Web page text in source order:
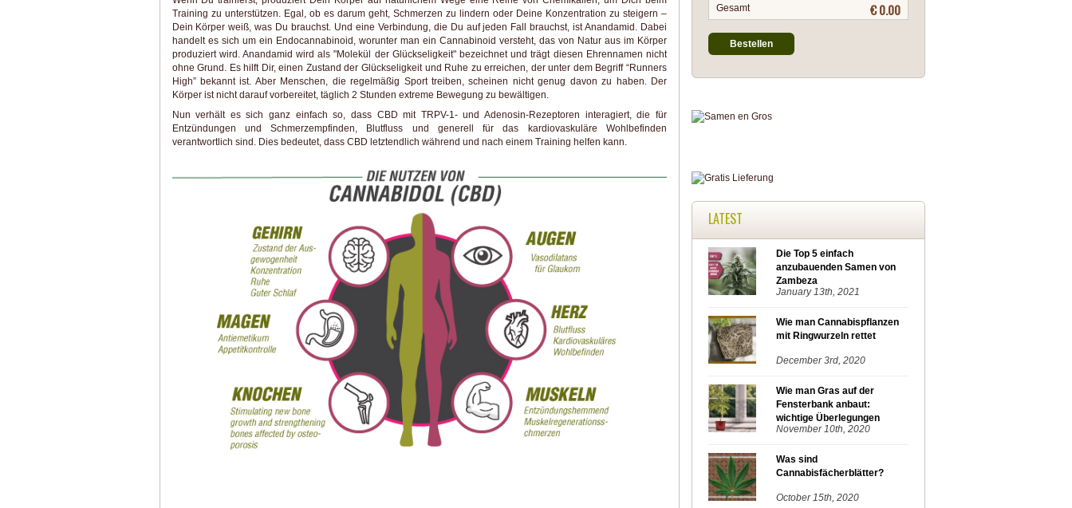
Training zu unterstützen. Egal, ob es darum geht, Schmerzen zu lindern oder Deine Konzentration zu steigern –
Dein Körper weiß, was Du brauchst. Und eine Verbindung, die Du auf jeden Fall brauchst, ist Anandamid. Dabei
handelt es sich um ein Endocannabinoid, worunter man ein Cannabinoid versteht, das von Natur aus im Körper
produziert wird. Anandamid wird als "Molekül der Glückseligkeit" bezeichnet und trägt diesen Ehrennamen nicht
ohne Grund. Es hilft Dir, einen Zustand der Glückseligkeit und Ruhe zu erreichen, der unter dem Begriff “Runners
High” bekannt ist. Aber Menschen, die regelmäßig Sport treiben, scheinen nicht genug davon zu haben. Der
Körper ist nicht darauf vorbereitet, täglich 2 Stunden extreme Bewegung zu bewältigen.
Nun verhält es sich ganz einfach so, dass CBD mit TRPV-1- und Adenosin-Rezeptoren interagiert, die für
Entzündungen und Schmerzempfinden, Blutfluss und generell für das kardiovaskuläre Wohlbefinden
verantwortlich sind. Dies bedeutet, dass CBD letztendlich während und nach einem Training helfen kann.
Gesamt € 0.00
Bestellen
LATEST
Die Top 5 einfach
anzubauenden Samen von
Zambeza
January 13th, 2021
Wie man Cannabispflanzen
mit Ringwurzeln rettet
December 3rd, 2020
Wie man Gras auf der
Fensterbank anbaut:
wichtige Überlegungen
November 10th, 2020
Was sind
Cannabisfächerblätter?
October 15th, 2020